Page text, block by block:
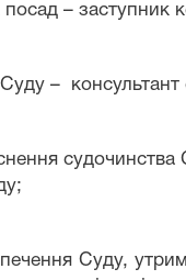
посад – заступник
Суду – консультант
судочинства
Суду,